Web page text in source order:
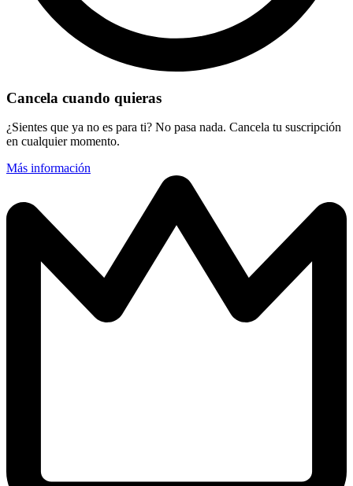
Cancela cuando quieras
¿Sientes que ya no es para ti? No pasa nada. Cancela tu suscripción
en cualquier momento.
Más información